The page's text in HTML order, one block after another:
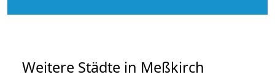
Weitere Städte in Meßkirch